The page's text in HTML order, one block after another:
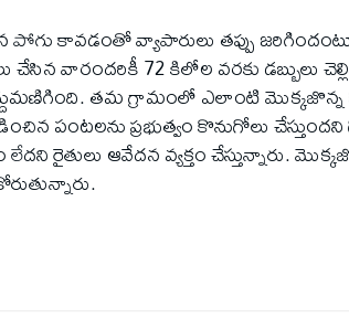
పోగు కావడంతో వ్యాపారులు తప్పు
వారందరికీ 72 కిలోల వరకు డబ్బులు
తమ గ్రామంలో ఎలాంటి మొక్కజొన్న
పంటలను ప్రభుత్వం కొనుగోలు
రైతులు ఆవేదన వ్యక్తం చేస్తున్నారు.